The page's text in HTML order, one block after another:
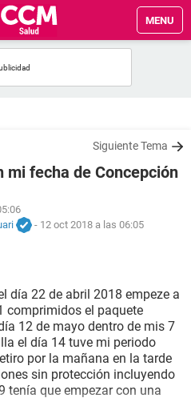
MENU
Siguiente Tema
mi fecha de Concepción
- 12 oct 2018 a las 06:05
día 22 de abril 2018 empeze a
comprimidos el paquete
12 de mayo dentro de mis 7
el día 14 tuve mi periodo
por la mañana en la tarde
sin protección incluyendo
tenía que empezar con una